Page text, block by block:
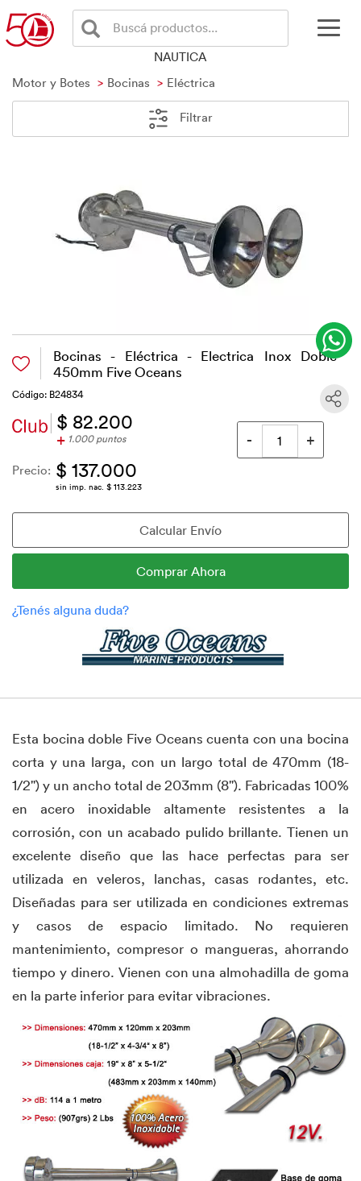
Buscá productos...
NAUTICA
Motor y Botes
Bocinas Eléctrica
Filtrar
Bocinas - Eléctrica - Electrica Inox Doble
450mm Five Oceans
Código: B24834
$ 82.200
+ 1.000 puntos
Precio: $ 137.000
sin imp. nac. $ 113.223
Esta bocina doble Five Oceans cuenta con una bocina
corta y una larga, con un largo total de 470mm (18-
1/2") y un ancho total de 203mm (8"). Fabricadas 100%
en acero inoxidable altamente resistentes a la
corrosión, con un acabado pulido brillante. Tienen un
excelente diseño que las hace perfectas para ser
utilizada en veleros, lanchas, casas rodantes, etc.
Diseñadas para ser utilizada en condiciones extremas
y casos de espacio limitado. No requieren
mantenimiento, compresor o mangueras, ahorrando
tiempo y dinero. Vienen con una almohadilla de goma
en la parte inferior para evitar vibraciones.